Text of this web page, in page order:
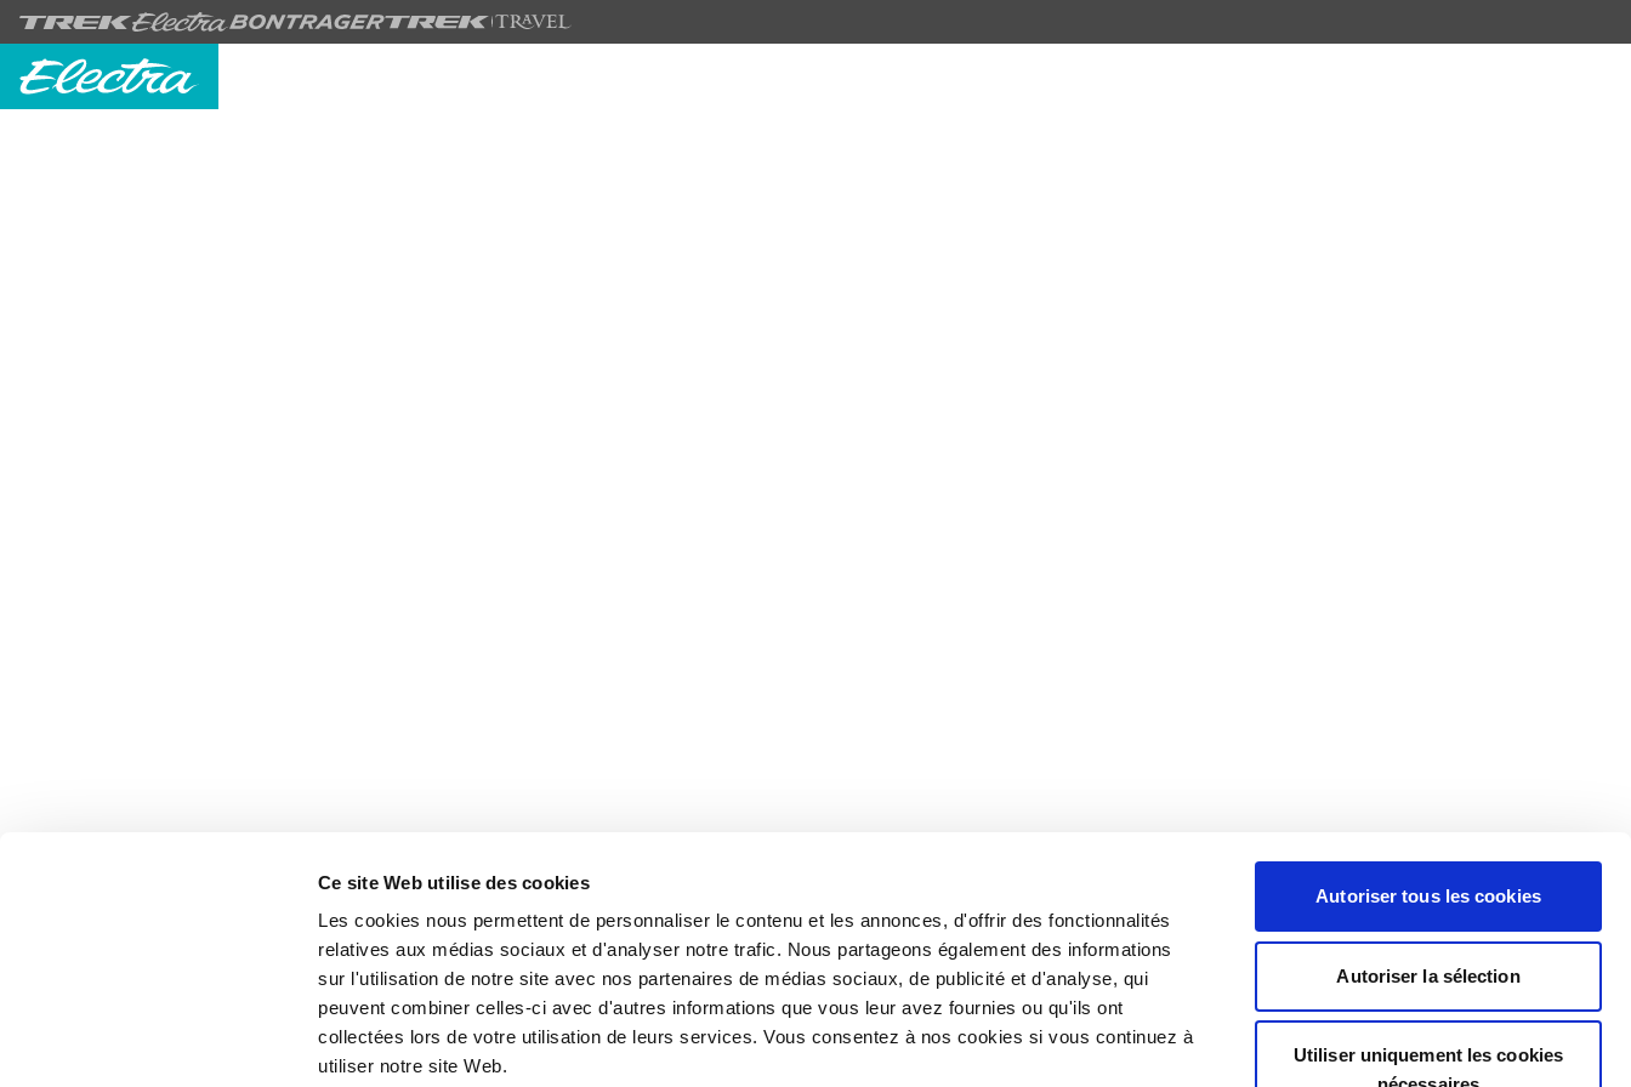
Ce site Web utilise des cookies
Les cookies nous permettent de personnaliser le contenu et les annonces, d'offrir des fonctionnalités
relatives aux médias sociaux et d'analyser notre trafic. Nous partageons également des informations
sur l'utilisation de notre site avec nos partenaires de médias sociaux, de publicité et d'analyse, qui
peuvent combiner celles-ci avec d'autres informations que vous leur avez fournies ou qu'ils ont
collectées lors de votre utilisation de leurs services. Vous consentez à nos cookies si vous continuez à
utiliser notre site Web.
Autoriser tous les cookies
Autoriser la sélection
Utiliser uniquement les cookies